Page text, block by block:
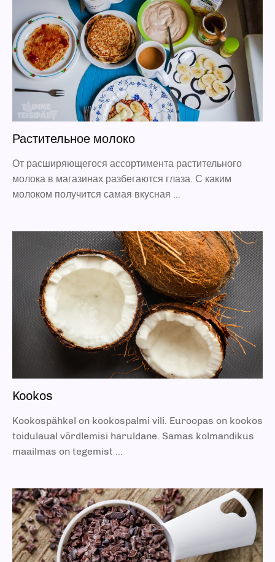
Растительное молоко
От расширяющегося ассортимента растительного
молока в магазинах разбегаются глаза. С каким
молоком получится самая вкусная …
Kookos
Kookospähkel on kookospalmi vili. Euroopas on kookos
toidulaual võrdlemisi haruldane. Samas kolmandikus
maailmas on tegemist …